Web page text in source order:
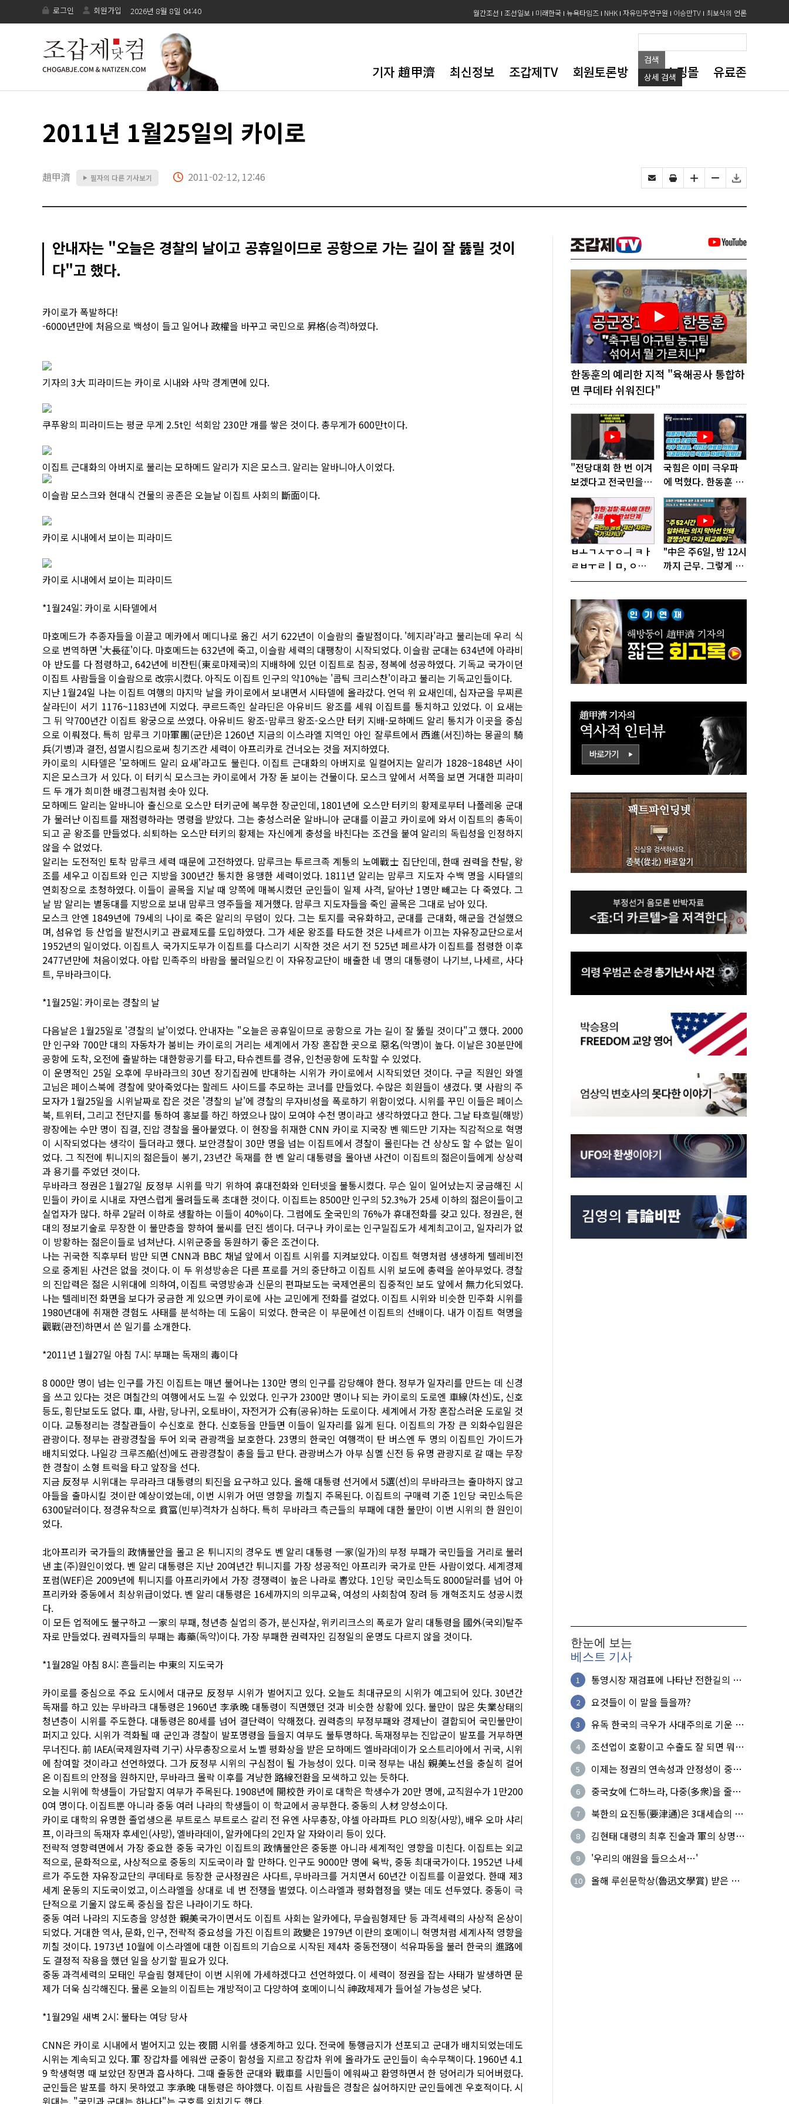
로그인 회원가입 2026년 8월 8일 04:40 월간조선 조선일보 미래한국 뉴욕타임즈 NHK 자유민주연구원 이승만TV 최보식의 언론
검색
상세 검색
기자 趙甲濟 최신정보 조갑제TV 회원토론방 도서쇼핑몰 유료존
2011년 1월25일의 카이로
趙甲濟 ▶ 필자의 다른 기사보기 2011-02-12, 12:46
안내자는 "오늘은 경찰의 날이고 공휴일이므로 공항으로 가는 길이 잘 뚫릴 것이
다"고 했다.
카이로가 폭발하다!
-6000년만에 처음으로 백성이 들고 일어나 政權을 바꾸고 국민으로 昇格(승격)하였다.
기자의 3大 피라미드는 카이로 시내와 사막 경계면에 있다.
쿠푸왕의 피라미드는 평균 무게 2.5t인 석회암 230만 개를 쌓은 것이다. 총무게가 600만t이다.
이집트 근대화의 아버지로 불리는 모하메드 알리가 지은 모스크. 알리는 알바니아人이었다.
이슬람 모스크와 현대식 건물의 공존은 오늘날 이집트 사회의 斷面이다.
카이로 시내에서 보이는 피라미드
카이로 시내에서 보이는 피라미드
*1월24일: 카이로 시타델에서
마호메드가 추종자들을 이끌고 메카에서 메디나로 옮긴 서기 622년이 이슬람의 출발점이다. '헤지라'라고 불리는데 우리 식
으로 번역하면 '大長征'이다. 마호메드는 632년에 죽고, 이슬람 세력의 대팽창이 시작되었다. 이슬람 군대는 634년에 아라비
아 반도를 다 점령하고, 642년에 비잔틴(東로마제국)의 지배하에 있던 이집트로 침공, 정복에 성공하였다. 기독교 국가이던
이집트 사람들을 이슬람으로 改宗시켰다. 아직도 이집트 인구의 약10%는 '콥틱 크리스찬'이라고 불리는 기독교인들이다.
지난 1월24일 나는 이집트 여행의 마지막 날을 카이로에서 보내면서 시타델에 올라갔다. 언덕 위 요새인데, 십자군을 무찌른
살라딘이 서기 1176~1183년에 지었다. 쿠르드족인 살라딘은 아유비드 왕조를 세워 이집트를 통치하고 있었다. 이 요새는
그 뒤 약700년간 이집트 왕궁으로 쓰였다. 아유비드 왕조-맘루크 왕조-오스만 터키 지배-모하메드 알리 통치가 이곳을 중심
으로 이뤄졌다. 특히 맘루크 기마軍團(군단)은 1260년 지금의 이스라엘 지역인 아인 잘루트에서 西進(서진)하는 몽골의 騎
兵(기병)과 결전, 섬멸시킴으로써 칭기즈칸 세력이 아프리카로 건너오는 것을 저지하였다.
카이로의 시타델은 '모하메드 알리 요새'라고도 불린다. 이집트 근대화의 아버지로 일컬어지는 알리가 1828~1848년 사이
지은 모스크가 서 있다. 이 터키식 모스크는 카이로에서 가장 돋 보이는 건물이다. 모스크 앞에서 서쪽을 보면 거대한 피라미
드 두 개가 희미한 배경그림처럼 솟아 있다.
모하메드 알리는 알바니아 출신으로 오스만 터키군에 복무한 장군인데, 1801년에 오스만 터키의 황제로부터 나폴레옹 군대
가 물러난 이집트를 재점령하라는 명령을 받았다. 그는 충성스러운 알바니아 군대를 이끌고 카이로에 와서 이집트의 총독이
되고 곧 왕조를 만들었다. 쇠퇴하는 오스만 터키의 황제는 자신에게 충성을 바친다는 조건을 붙여 알리의 독립성을 인정하지
않을 수 없었다.
알리는 도전적인 토착 맘루크 세력 때문에 고전하였다. 맘루크는 투르크족 계통의 노예戰士 집단인데, 한때 권력을 찬탈, 왕
조를 세우고 이집트와 인근 지방을 300년간 통치한 용맹한 세력이었다. 1811년 알리는 맘루크 지도자 수백 명을 시타델의
연회장으로 초청하였다. 이들이 골목을 지날 때 양쪽에 매복시켰던 군인들이 일제 사격, 달아난 1명만 빼고는 다 죽였다. 그
날 밤 알리는 별동대를 지방으로 보내 맘루크 영주들을 제거했다. 맘루크 지도자들을 죽인 골목은 그대로 남아 있다.
모스크 안엔 1849년에 79세의 나이로 죽은 알리의 무덤이 있다. 그는 토지를 국유화하고, 군대를 근대화, 해군을 건설했으
며, 섬유업 등 산업을 발전시키고 관료제도를 도입하였다. 그가 세운 왕조를 타도한 것은 나세르가 이끄는 자유장교단으로서
1952년의 일이었다. 이집트人 국가지도부가 이집트를 다스리기 시작한 것은 서기 전 525년 페르샤가 이집트를 점령한 이후
2477년만에 처음이었다. 아랍 민족주의 바람을 불러일으킨 이 자유장교단이 배출한 네 명의 대통령이 나기브, 나세르, 사다
트, 무바라크이다.
*1월25일: 카이로는 경찰의 날
다음날은 1월25일로 '경찰의 날'이었다. 안내자는 "오늘은 공휴일이므로 공항으로 가는 길이 잘 뚫릴 것이다"고 했다. 2000
만 인구와 700만 대의 자동차가 붐비는 카이로의 거리는 세계에서 가장 혼잡한 곳으로 惡名(악명)이 높다. 이날은 30분만에
공항에 도착, 오전에 출발하는 대한항공기를 타고, 타슈켄트를 경유, 인천공항에 도착할 수 있었다.
이 운명적인 25일 오후에 무바라크의 30년 장기집권에 반대하는 시위가 카이로에서 시작되었던 것이다. 구글 직원인 와엘
고님은 페이스북에 경찰에 맞아죽었다는 할레드 사이드를 추모하는 코너를 만들었다. 수많은 회원들이 생겼다. 몇 사람의 주
모자가 1월25일을 시위날짜로 잡은 것은 '경찰의 날'에 경찰의 무자비성을 폭로하기 위함이었다. 시위를 꾸민 이들은 페이스
북, 트위터, 그리고 전단지를 통하여 홍보를 하긴 하였으나 많이 모여야 수천 명이라고 생각하였다고 한다. 그날 타흐릴(해방)
광장에는 수만 명이 집결, 진압 경찰을 몰아붙였다. 이 현장을 취재한 CNN 카이로 지국장 벤 웨드만 기자는 직감적으로 혁명
이 시작되었다는 생각이 들더라고 했다. 보안경찰이 30만 명을 넘는 이집트에서 경찰이 몰린다는 건 상상도 할 수 없는 일이
었다. 그 직전에 튀니지의 젊은들이 봉기, 23년간 독재를 한 벤 알리 대통령을 몰아낸 사건이 이집트의 젊은이들에게 상상력
과 용기를 주었던 것이다.
무바라크 정권은 1월27일 反정부 시위를 막기 위하여 휴대전화와 인터넷을 불통시켰다. 무슨 일이 일어났는지 궁금해진 시
민들이 카이로 시내로 자연스럽게 몰려들도록 초대한 것이다. 이집트는 8500만 인구의 52.3%가 25세 이하의 젊은이들이고
실업자가 많다. 하루 2달러 이하로 생활하는 이들이 40%이다. 그럼에도 全국민의 76%가 휴대전화를 갖고 있다. 정권은, 현
대의 정보기술로 무장한 이 불만층을 향하여 불씨를 던진 셈이다. 더구나 카이로는 인구밀집도가 세계최고이고, 일자리가 없
이 방황하는 젊은이들로 넘쳐난다. 시위군중을 동원하기 좋은 조건이다.
나는 귀국한 직후부터 밤만 되면 CNN과 BBC 채널 앞에서 이집트 시위를 지켜보았다. 이집트 혁명처럼 생생하게 텔레비전
으로 중계된 사건은 없을 것이다. 이 두 위성방송은 다른 프로를 거의 중단하고 이집트 시위 보도에 총력을 쏟아부었다. 경찰
의 진압력은 젊은 시위대에 의하여, 이집트 국영방송과 신문의 편파보도는 국제언론의 집중적인 보도 앞에서 無力化되었다.
나는 텔레비전 화면을 보다가 궁금한 게 있으면 카이로에 사는 교민에게 전화를 걸었다. 이집트 시위와 비슷한 민주화 시위를
1980년대에 취재한 경험도 사태를 분석하는 데 도움이 되었다. 한국은 이 부문에선 이집트의 선배이다. 내가 이집트 혁명을
觀戰(관전)하면서 쓴 일기를 소개한다.
*2011년 1월27일 아침 7시: 부패는 독재의 毒이다
8 000만 명이 넘는 인구를 가진 이집트는 매년 불어나는 130만 명의 인구를 감당해야 한다. 정부가 일자리를 만드는 데 신경
을 쓰고 있다는 것은 며칠간의 여행에서도 느낄 수 있었다. 인구가 2300만 명이나 되는 카이로의 도로엔 車線(차선)도, 신호
등도, 횡단보도도 없다. 車, 사람, 당나귀, 오토바이, 자전거가 公有(공유)하는 도로이다. 세계에서 가장 혼잡스러운 도로일 것
이다. 교통정리는 경찰관들이 수신호로 한다. 신호등을 만들면 이들이 일자리를 잃게 된다. 이집트의 가장 큰 외화수입원은
관광이다. 정부는 관광경찰을 두어 외국 관광객을 보호한다. 23명의 한국인 여행객이 탄 버스엔 두 명의 이집트인 가이드가
배치되었다. 나일강 크루즈船(선)에도 관광경찰이 총을 들고 탄다. 관광버스가 아부 심멜 신전 등 유명 관광지로 갈 때는 무장
한 경찰이 소형 트럭을 타고 앞장을 선다.
지금 反정부 시위대는 무라라크 대통령의 퇴진을 요구하고 있다. 올해 대통령 선거에서 5選(선)의 무바라크는 출마하지 않고
아들을 출마시킬 것이란 예상이었는데, 이번 시위가 어떤 영향을 끼칠지 주목된다. 이집트의 구매력 기준 1인당 국민소득은
6300달러이다. 정경유착으로 貧富(빈부)격차가 심하다. 특히 무바라크 측근들의 부패에 대한 불만이 이번 시위의 한 원인이
었다.
北아프리카 국가들의 政情불안을 몰고 온 튀니지의 경우도 벤 알리 대통령 一家(일가)의 부정 부패가 국민들을 거리로 불러
낸 主(주)원인이었다. 벤 알리 대통령은 지난 20여년간 튀니지를 가장 성공적인 아프리카 국가로 만든 사람이었다. 세계경제
포럼(WEF)은 2009년에 튀니지를 아프리카에서 가장 경쟁력이 높은 나라로 뽑았다. 1인당 국민소득도 8000달러를 넘어 아
프리카와 중동에서 최상위급이었다. 벤 알리 대통령은 16세까지의 의무교육, 여성의 사회참여 장려 등 개혁조치도 성공시켰
다.
이 모든 업적에도 불구하고 一家의 부패, 청년층 실업의 증가, 분신자살, 위키리크스의 폭로가 알리 대통령을 國外(국외)탈주
자로 만들었다. 권력자들의 부패는 毒藥(독약)이다. 가장 부패한 권력자인 김정일의 운명도 다르지 않을 것이다.
*1월28일 아침 8시: 흔들리는 中東의 지도국가
카이로를 중심으로 주요 도시에서 대규모 反정부 시위가 벌어지고 있다. 오늘도 최대규모의 시위가 예고되어 있다. 30년간
독재를 하고 있는 무바라크 대통령은 1960년 李承晩 대통령이 직면했던 것과 비슷한 상황에 있다. 불만이 많은 失業상태의
청년층이 시위를 주도한다. 대통령은 80세를 넘어 결단력이 약해졌다. 권력층의 부정부패와 경제난이 결합되어 국민불만이
퍼지고 있다. 시위가 격화될 때 군인과 경찰이 발포명령을 들을지 여부도 불투명하다. 독재정부는 진압군이 발포를 거부하면
무너진다. 前 IAEA(국제원자력 기구) 사무총장으로서 노벨 평화상을 받은 모하메드 엘바라데이가 오스트리아에서 귀국, 시위
에 참여할 것이라고 선언하였다. 그가 反정부 시위의 구심점이 될 가능성이 있다. 미국 정부는 내심 親美노선을 충실히 걸어
온 이집트의 안정을 원하지만, 무바라크 몰락 이후를 겨냥한 路線전환을 모색하고 있는 듯하다.
오늘 시위에 학생들이 가담할지 여부가 주목된다. 1908년에 開校한 카이로 대학은 학생수가 20만 명에, 교직원수가 1만200
0여 명이다. 이집트뿐 아니라 중동 여러 나라의 학생들이 이 학교에서 공부한다. 중동의 人材 양성소이다.
카이로 대학의 유명한 졸업생으론 부트로스 부트로스 갈리 전 유엔 사무총장, 야셀 아라파트 PLO 의장(사망), 배우 오마 샤리
프, 이라크의 독재자 후세인(사망), 엘바라데이, 알카에다의 2인자 알 자와이리 등이 있다.
전략적 영향력면에서 가장 중요한 중동 국가인 이집트의 政情불안은 중동뿐 아니라 세계적인 영향을 미친다. 이집트는 외교
적으로, 문화적으로, 사상적으로 중동의 지도국이라 할 만하다. 인구도 9000만 명에 육박, 중동 최대국가이다. 1952년 나세
르가 주도한 자유장교단의 쿠데타로 등장한 군사정권은 사다트, 무바라크를 거치면서 60년간 이집트를 이끌었다. 한때 제3
세계 운동의 지도국이었고, 이스라엘을 상대로 네 번 전쟁을 벌였다. 이스라엘과 평화협정을 맺는 데도 선두였다. 중동이 극
단적으로 기울지 않도록 중심을 잡은 나라이기도 하다.
중동 여러 나라의 지도층을 양성한 親美국가이면서도 이집트 사회는 알카에다, 무슬림형제단 등 과격세력의 사상적 온상이
되었다. 거대한 역사, 문화, 인구, 전략적 중요성을 가진 이집트의 政變은 1979년 이란의 호메이니 혁명처럼 세계사적 영향을
끼칠 것이다. 1973년 10월에 이스라엘에 대한 이집트의 기습으로 시작된 제4차 중동전쟁이 석유파동을 불러 한국의 進路에
도 결정적 작용을 했던 일을 상기할 필요가 있다.
중동 과격세력의 모태인 무슬림 형제단이 이번 시위에 가세하겠다고 선언하였다. 이 세력이 정권을 잡는 사태가 발생하면 문
제가 더욱 심각해진다. 물론 오늘의 이집트는 개방적이고 다양하여 호메이니식 神政체제가 들어설 가능성은 낮다.
*1월29일 새벽 2시: 불타는 여당 당사
CNN은 카이로 시내에서 벌어지고 있는 夜間 시위를 생중계하고 있다. 전국에 통행금지가 선포되고 군대가 배치되었는데도
시위는 계속되고 있다. 軍 장갑차를 에워싼 군중이 함성을 지르고 장갑차 위에 올라가도 군인들이 속수무책이다. 1960년 4.1
9 학생혁명 때 보았던 장면과 흡사하다. 그때 출동한 군대와 戰車를 시민들이 에워싸고 환영하면서 한 덩어리가 되어버렸다.
군인들은 발포를 하지 못하였고 李承晩 대통령은 하야했다. 이집트 사람들은 경찰은 싫어하지만 군인들에겐 우호적이다. 시
위대는, "국민과 군대는 하나다"는 구호를 외치기도 했다.
한동훈의 예리한 지적 "육해공사 통합하
면 쿠데타 쉬워진다"
"전당대회 한 번 이겨
보겠다고 전국민을
'지옥문'으로 밀어!"
국힘은 이미 극우파
에 먹혔다. 한동훈 창
당이 답!
ㅂㅗㄱㅅㅜㅇㅢ ㅋㅏ
ㄹㅂㅜㄹㅣㅁ, ㅇㅙ
ㄱㅜㄱㅁㅣㄴㄷㅡㄹ
ㅎㅏㄴㅏ?
"中은 주6일, 밤 12시
까지 근무. 그렇게 일
해서 어떻게 경쟁하
한눈에 보는
베스트 기사
1
통영시장 재검표에 나타난 전한길의 무
2 요것들이 이 말을 들을까?
3
유독 한국의 극우가 사대주의로 기운 이
4
조선업이 호황이고 수출도 잘 되면 뭐하
5
이제는 정권의 연속성과 안정성이 중요
6
중국女에 仁하느라, 다중(多衆)을 줄세
7
북한의 요진통(要津通)은 3대세습의 사
8
김현태 대령의 최후 진술과 軍의 상명하
9 '우리의 애원을 들으소서…'
10
올해 루쉰문학상(魯迅文學賞) 받은 왕